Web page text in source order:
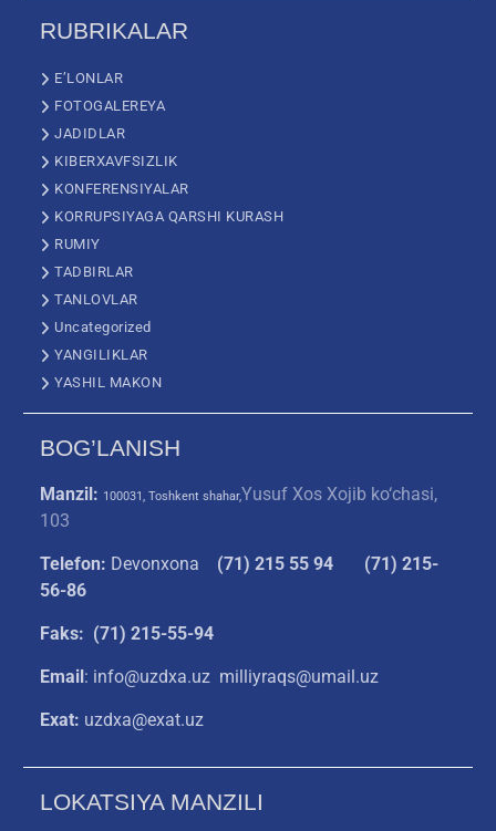
RUBRIKALAR
E’LONLAR
FOTOGALEREYA
JADIDLAR
KIBERXAVFSIZLIK
KONFERENSIYALAR
KORRUPSIYAGA QARSHI KURASH
RUMIY
TADBIRLAR
TANLOVLAR
Uncategorized
YANGILIKLAR
YASHIL MAKON
BOG’LANISH
Manzil: 100031, Toshkent shahar,Yusuf Xos Xojib ko‘chasi,
103
Telefon: Devonxona (71) 215 55 94
(71) 215-
56-86
Faks: (71) 215-55-94
Email: info@uzdxa.uz milliyraqs@umail.uz
Exat: uzdxa@exat.uz
LOKATSIYA MANZILI